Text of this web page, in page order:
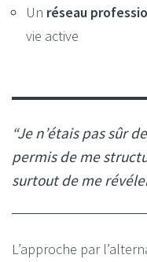
Un réseau
vie active
“Je n’étais pas sûr
permis de me
surtout de me
L’approche par